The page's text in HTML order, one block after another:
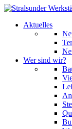
Aktuelles
Wer sind wir?